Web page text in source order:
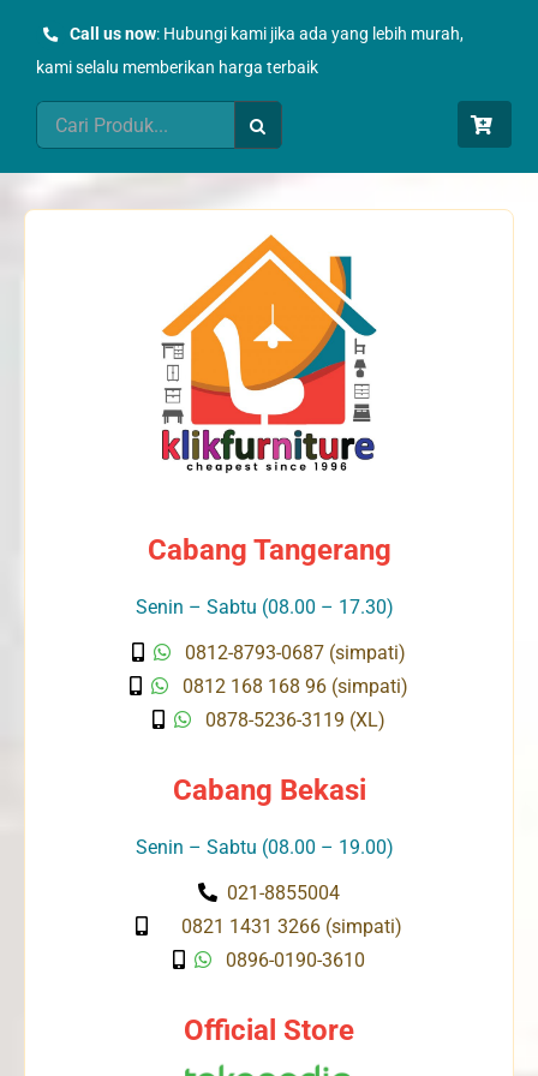
Call us now: Hubungi kami jika ada yang lebih murah,
kami selalu memberikan harga terbaik
Search
for:
Cabang Tangerang
Senin – Sabtu (08.00 – 17.30)
0812-8793-0687 (simpati)
0812 168 168 96 (simpati)
0878-5236-3119 (XL)
Cabang Bekasi
Senin – Sabtu (08.00 – 19.00)
021-8855004
0821 1431 3266 (simpati)
0896-0190-3610
Official Store